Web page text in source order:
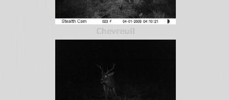
Chevreuil